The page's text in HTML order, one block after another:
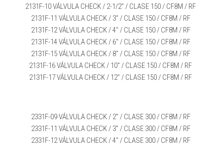
2131F-10 VÁLVULA CHECK / 2-1/2″ / CLASE 150 / CF8M / RF
2131F-11 VÁLVULA CHECK / 3″ / CLASE 150 / CF8M / RF
2131F-12 VÁLVULA CHECK / 4″ / CLASE 150 / CF8M / RF
2131F-14 VÁLVULA CHECK / 6″ / CLASE 150 / CF8M / RF
2131F-15 VÁLVULA CHECK / 8″ / CLASE 150 / CF8M / RF
2131F-16 VÁLVULA CHECK / 10″ / CLASE 150 / CF8M / RF
2131F-17 VÁLVULA CHECK / 12″ / CLASE 150 / CF8M / RF
2331F-09 VÁLVULA CHECK / 2″ / CLASE 300 / CF8M / RF
2331F-11 VÁLVULA CHECK / 3″ / CLASE 300 / CF8M / RF
2331F-12 VÁLVULA CHECK / 4″ / CLASE 300 / CF8M / RF